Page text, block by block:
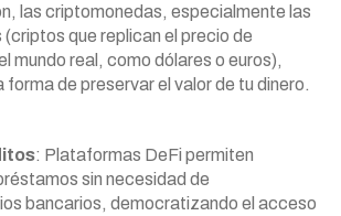
las criptomonedas, especialmente las
que replican el precio de
mundo real, como dólares o euros),
forma de preservar el valor de tu dinero.
: Plataformas DeFi permiten
sin necesidad de
bancarios, democratizando el acceso